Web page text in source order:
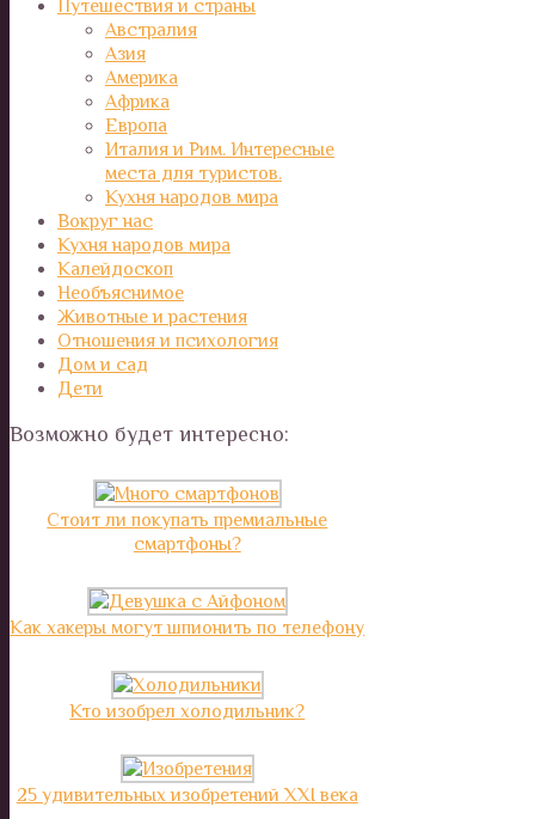
Путешествия и страны
Австралия
Азия
Америка
Африка
Европа
Италия и Рим. Интересные
места для туристов.
Кухня народов мира
Вокруг нас
Кухня народов мира
Калейдоскоп
Необъяснимое
Животные и растения
Отношения и психология
Дом и сад
Дети
Возможно будет интересно:
Стоит ли покупать премиальные
смартфоны?
Как хакеры могут шпионить по телефону
Кто изобрел холодильник?
25 удивительных изобретений XXI века